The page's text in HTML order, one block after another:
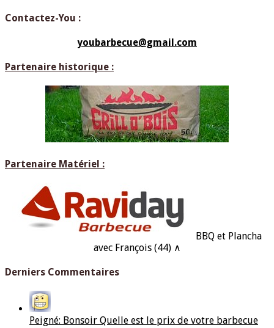
Contactez-You :
youbarbecue@gmail.com
Partenaire historique :
Partenaire Matériel :
BBQ et Plancha
avec François (44) ∧
Derniers Commentaires
Peigné: Bonsoir Quelle est le prix de votre barbecue